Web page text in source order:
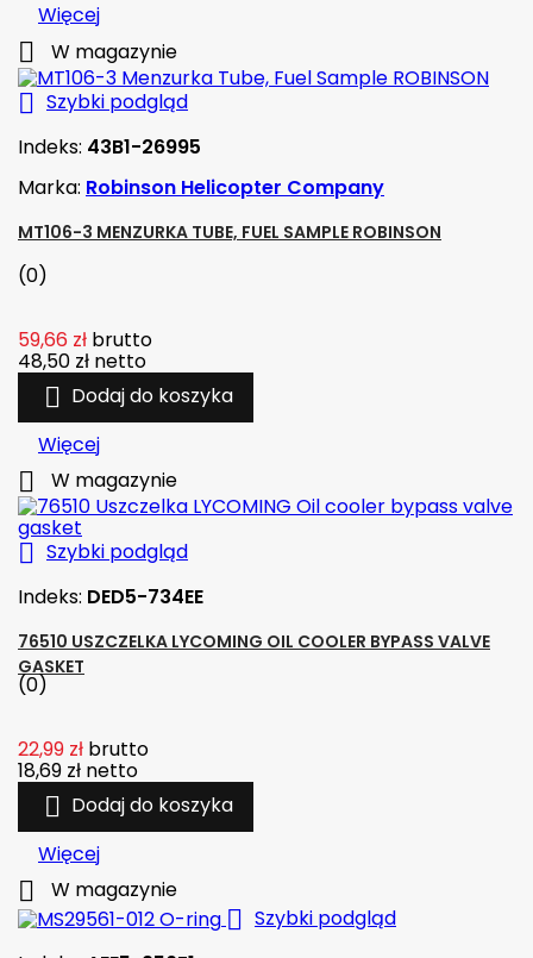
Więcej
 W magazynie
 Szybki podgląd
Indeks: 43B1-26995
Marka: Robinson Helicopter Company
MT106-3 MENZURKA TUBE, FUEL SAMPLE ROBINSON
(0)
59,66 zł brutto
48,50 zł netto
 Dodaj do koszyka
Więcej
 W magazynie
 Szybki podgląd
Indeks: DED5-734EE
76510 USZCZELKA LYCOMING OIL COOLER BYPASS VALVE
GASKET
(0)
22,99 zł brutto
18,69 zł netto
 Dodaj do koszyka
Więcej
 W magazynie
 Szybki podgląd